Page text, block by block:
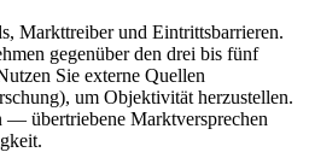
Markttreiber und Eintrittsbarrieren.
gegenüber den drei bis fünf
Sie externe Quellen
um Objektivität herzustellen.
— übertriebene Marktversprechen